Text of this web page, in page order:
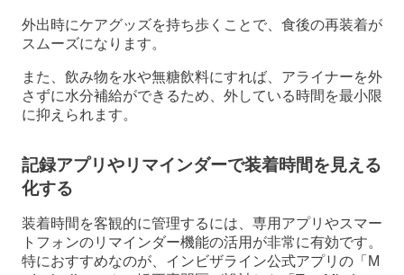
外出時にケアグッズを持ち歩くことで、食後の再装着が
スムーズになります。
また、飲み物を水や無糖飲料にすれば、アライナーを外
さずに水分補給ができるため、外している時間を最小限
に抑えられます。
記録アプリやリマインダーで装着時間を見える
化する
装着時間を客観的に管理するには、専用アプリやスマー
トフォンのリマインダー機能の活用が非常に有効です。
特におすすめなのが、インビザライン公式アプリの「M